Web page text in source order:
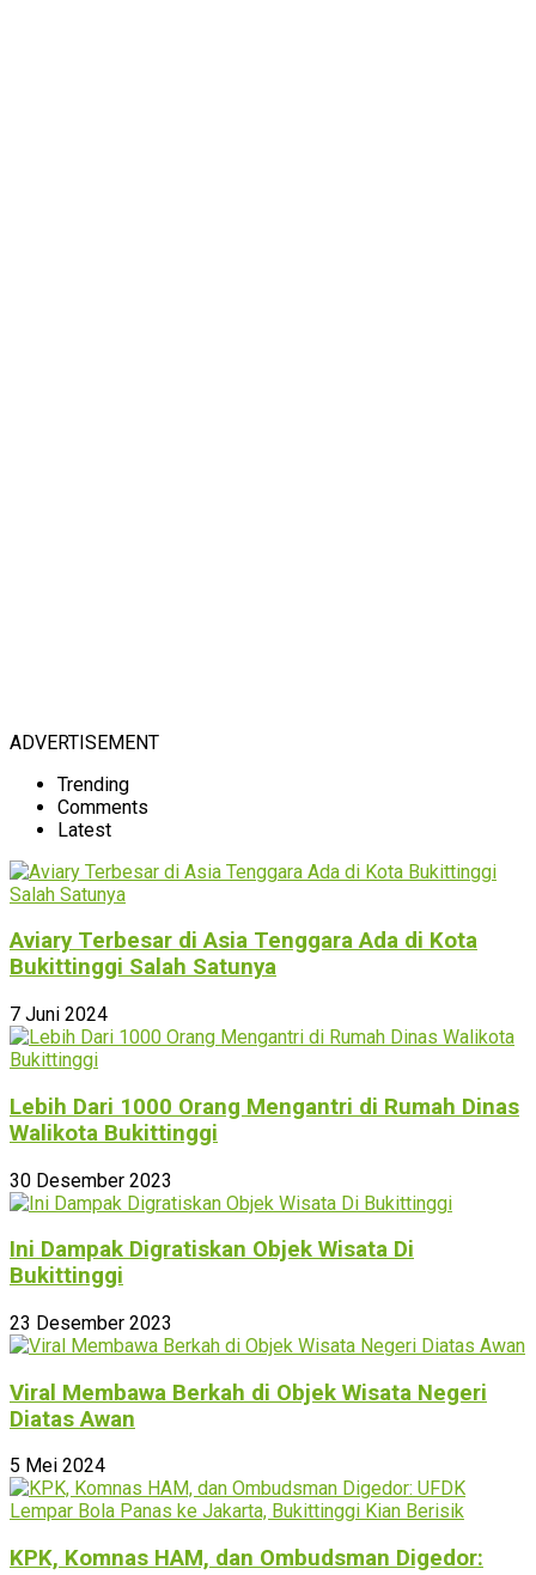
ADVERTISEMENT
Trending
Comments
Latest
Aviary Terbesar di Asia Tenggara Ada di Kota
Bukittinggi Salah Satunya
7 Juni 2024
Lebih Dari 1000 Orang Mengantri di Rumah Dinas
Walikota Bukittinggi
30 Desember 2023
Ini Dampak Digratiskan Objek Wisata Di
Bukittinggi
23 Desember 2023
Viral Membawa Berkah di Objek Wisata Negeri
Diatas Awan
5 Mei 2024
KPK, Komnas HAM, dan Ombudsman Digedor: